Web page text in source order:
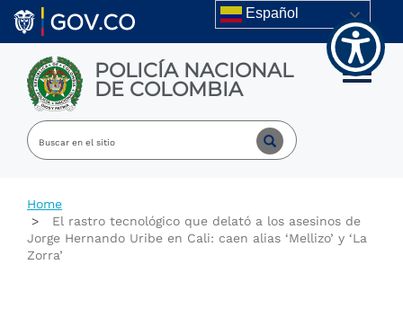
Welcome
All
Accessibility
screen
reader.
Accessibility
screen
Skip to main content Español
POLICÍA NACIONAL
DE COLOMBIA Toggle
Home
El rastro tecnológico que delató a los asesinos de
Jorge Hernando Uribe en Cali: caen alias ‘Mellizo’ y ‘La
Zorra’